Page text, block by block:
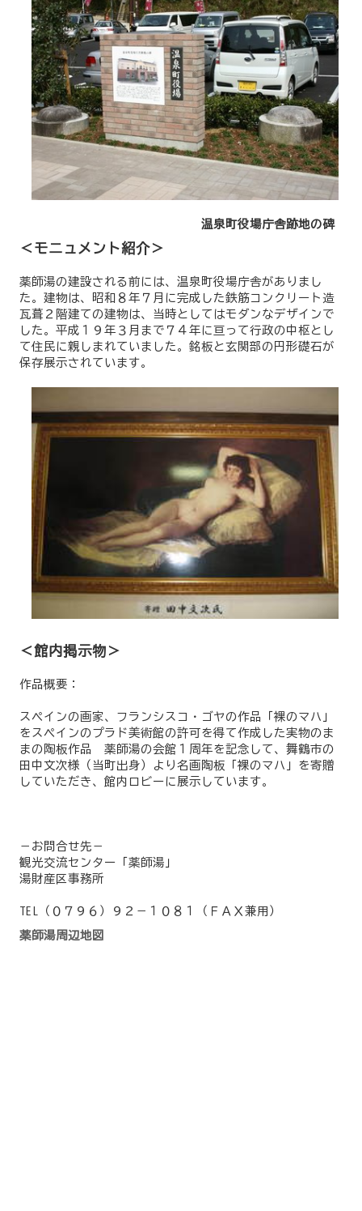
温泉町役場庁舎跡地の碑
＜モニュメント紹介＞
薬師湯の建設される前には、温泉町役場庁舎がありまし
た。建物は、昭和８年７月に完成した鉄筋コンクリート造
瓦葺２階建ての建物は、当時としてはモダンなデザインで
した。平成１９年３月まで７４年に亘って行政の中枢とし
て住民に親しまれていました。銘板と玄関部の円形礎石が
保存展示されています。
＜館内掲示物＞
作品概要：
スペインの画家、フランシスコ・ゴヤの作品「裸のマハ」
をスペインのプラド美術館の許可を得て作成した実物のま
まの陶板作品 薬師湯の会館１周年を記念して、舞鶴市の
田中文次様（当町出身）より名画陶板「裸のマハ」を寄贈
していただき、館内ロビーに展示しています。
－お問合せ先－
観光交流センター「薬師湯」
湯財産区事務所
TEL（０７９６）９２－１０８１（ＦＡＸ兼用）
薬師湯周辺地図